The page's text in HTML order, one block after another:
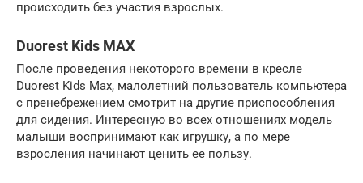
происходить без участия взрослых.
Duorest Kids MAX
После проведения некоторого времени в кресле
Duorest Kids Max, малолетний пользователь компьютера
с пренебрежением смотрит на другие приспособления
для сидения. Интересную во всех отношениях модель
малыши воспринимают как игрушку, а по мере
взросления начинают ценить ее пользу.